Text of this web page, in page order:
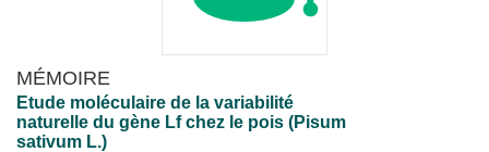
MÉMOIRE
Etude moléculaire de la variabilité
naturelle du gène Lf chez le pois (Pisum
sativum L.)